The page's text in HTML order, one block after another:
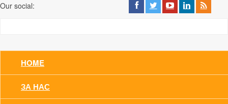
Our social:
HOME
ЗА НАС